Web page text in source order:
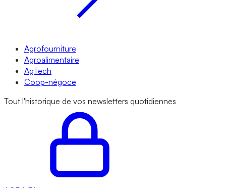
Agrofourniture
Agroalimentaire
AgTech
Coop-négoce
Tout l'historique de vos newsletters quotidiennes